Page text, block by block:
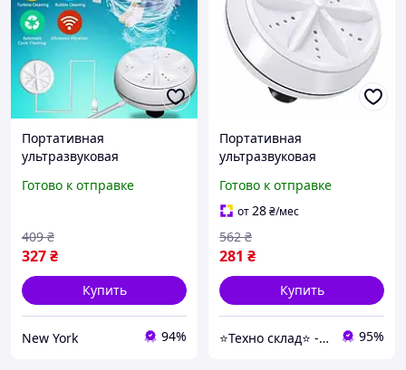
Портативная
ультразвуковая
мини машинка для
Малогабаритная машина
newyork
Готово к отправке
327₴
409 ₴
Купить
New York 94%
Портативная
ультразвуковая
мини машинка для
стирки YB-881 белья usb
Готово к отправке
от28₴/мес
281 ₴
562 ₴
Купить
⭐️Техно склад⭐️ - лідери продажів продукції, завдяки новим технологіям. 95%